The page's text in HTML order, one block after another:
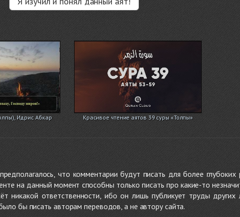
Идрис Абкар Красивое чтение аятов 39 суры «Толпы»
что комментарии будут писать для более
на данный момент способны только писать про какие-то
никакой ответственности, ибо он лишь публикует труды
бы писать авторам переводов, а не автору сайта.